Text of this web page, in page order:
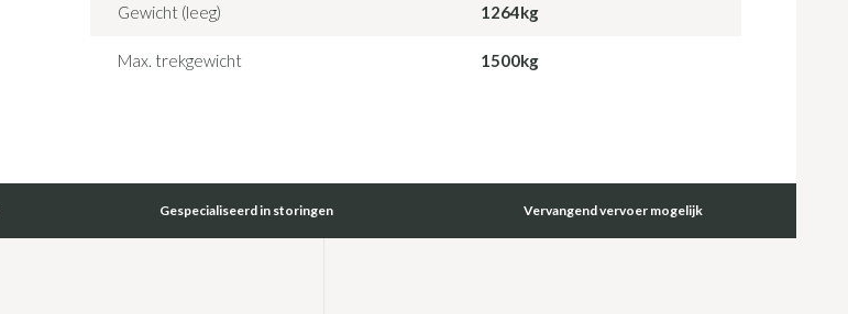
Gewicht (leeg) 1264kg
Max. trekgewicht 1500kg
Gespecialiseerd in storingen Vervangend vervoer mogelijk